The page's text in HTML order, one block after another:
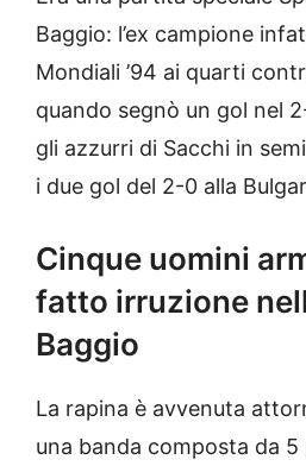
Baggio: l’ex campione
Mondiali ’94 ai quarti
quando segnò un gol nel
gli azzurri di Sacchi in
i due gol del 2-0 alla
Cinque uomini
fatto irruzione
Baggio
La rapina è avvenuta
una banda composta da